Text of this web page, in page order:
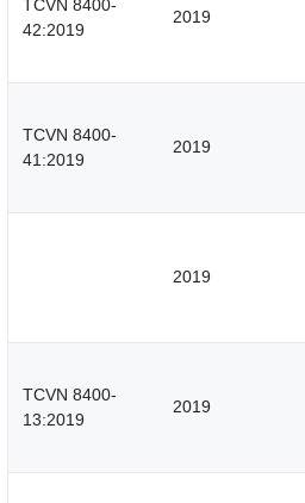
TCVN 8400-
42:2019
2019
TCVN 8400-
41:2019
2019
2019
TCVN 8400-
13:2019
2019